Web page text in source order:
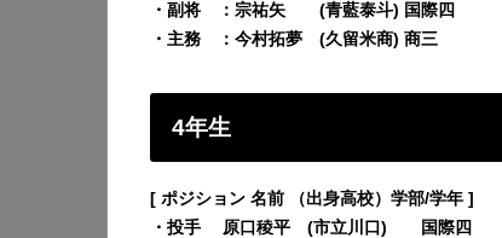
・副将 ：宗祐矢 (青藍泰斗) 国際四
・主務 ：今村拓夢 (久留米商) 商三
4年生
[ ポジション 名前 （出身高校）学部/学年 ]
・投手 原口稜平 (市立川口) 国際四